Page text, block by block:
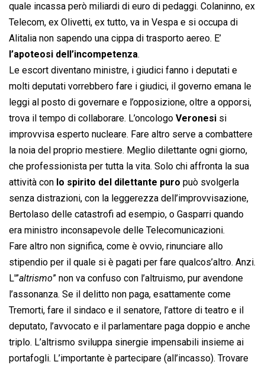
quale incassa però miliardi di euro di pedaggi. Colaninno, ex
Telecom, ex Olivetti, ex tutto, va in Vespa e si occupa di
Alitalia non sapendo una cippa di trasporto aereo. E’
l’apoteosi dell’incompetenza.
Le escort diventano ministre, i giudici fanno i deputati e
molti deputati vorrebbero fare i giudici, il governo emana le
leggi al posto di governare e l’opposizione, oltre a opporsi,
trova il tempo di collaborare. L’oncologo Veronesi si
improvvisa esperto nucleare. Fare altro serve a combattere
la noia del proprio mestiere. Meglio dilettante ogni giorno,
che professionista per tutta la vita. Solo chi affronta la sua
attività con lo spirito del dilettante puro può svolgerla
senza distrazioni, con la leggerezza dell’improvvisazione,
Bertolaso delle catastrofi ad esempio, o Gasparri quando
era ministro inconsapevole delle Telecomunicazioni.
Fare altro non significa, come è ovvio, rinunciare allo
stipendio per il quale si è pagati per fare qualcos’altro. Anzi.
L'”altrismo” non va confuso con l’altruismo, pur avendone
l’assonanza. Se il delitto non paga, esattamente come
Tremorti, fare il sindaco e il senatore, l’attore di teatro e il
deputato, l’avvocato e il parlamentare paga doppio e anche
triplo. L’altrismo sviluppa sinergie impensabili insieme ai
portafogli. L’importante è partecipare (all’incasso). Trovare